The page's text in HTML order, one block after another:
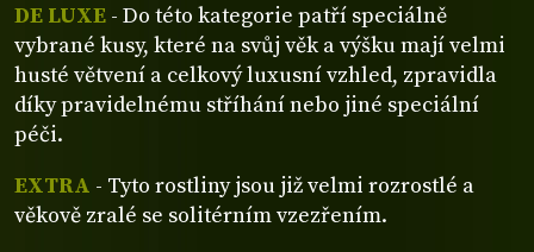
DE LUXE - Do této kategorie patří speciálně
vybrané kusy, které na svůj věk a výšku mají velmi
husté větvení a celkový luxusní vzhled, zpravidla
díky pravidelnému stříhání nebo jiné speciální
péči.
EXTRA - Tyto rostliny jsou již velmi rozrostlé a
věkově zralé se solitérním vzezřením.